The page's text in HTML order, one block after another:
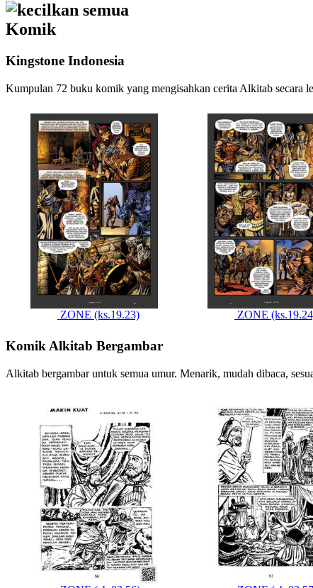
kecilkan semua
Komik
Kingstone Indonesia
Kumpulan 72 buku komik yang mengisahkan cerita Alkitab secara
ZONE (ks.19.23) ZONE
Komik Alkitab Bergambar
Alkitab bergambar untuk semua umur. Menarik, mudah dibaca,